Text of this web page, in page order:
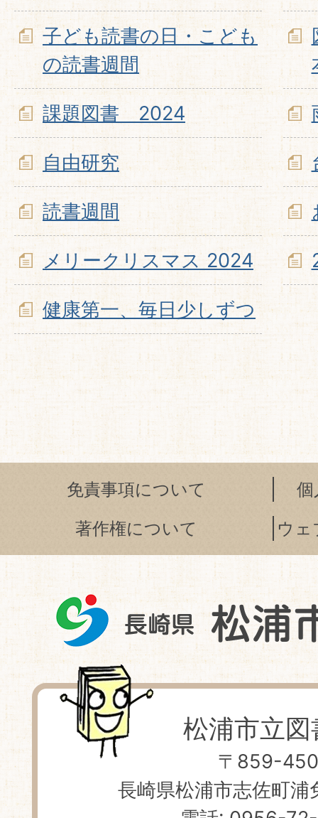
子ども読書の日・こども
の読書週間
課題図書 2024
自由研究
読書週間
メリークリスマス 2024
健康第一、毎日少しずつ
免責事項について
個
著作権について
ウ
松浦市立図
〒859-
長崎県松浦市志佐町浦